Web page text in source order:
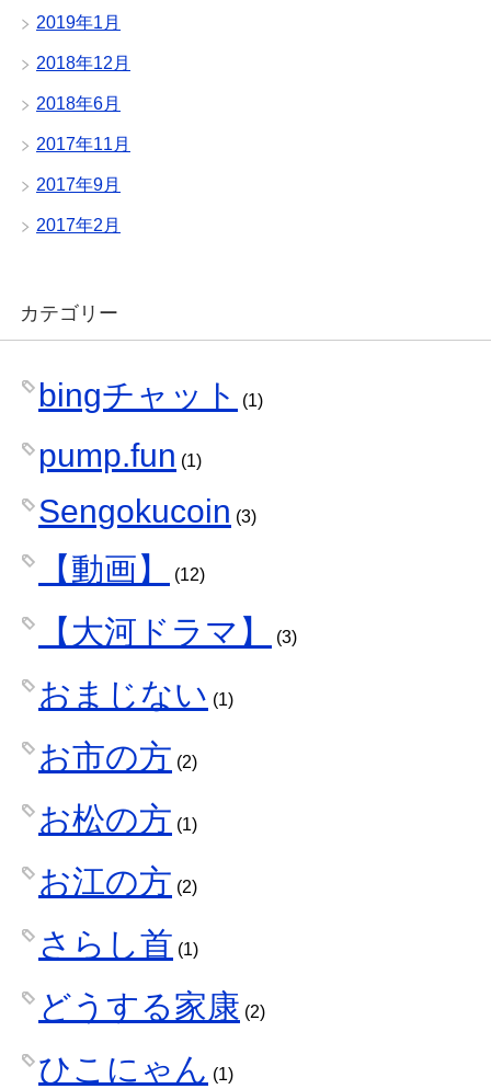
2019年1月
2018年12月
2018年6月
2017年11月
2017年9月
2017年2月
カテゴリー
bingチャット (1)
pump.fun (1)
Sengokucoin (3)
【動画】 (12)
【大河ドラマ】 (3)
おまじない (1)
お市の方 (2)
お松の方 (1)
お江の方 (2)
さらし首 (1)
どうする家康 (2)
ひこにゃん (1)